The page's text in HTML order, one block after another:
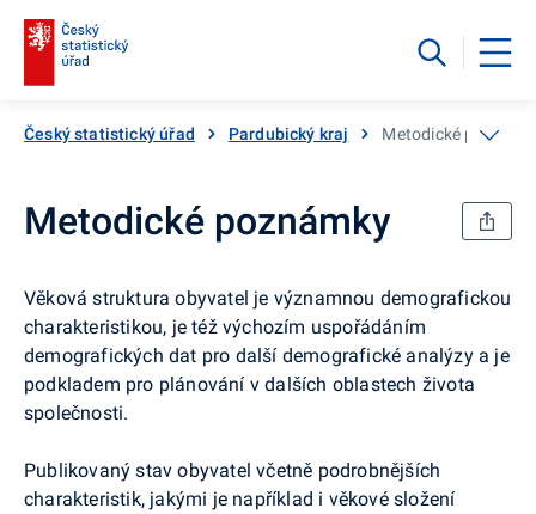
Český statistický úřad Pardubický kraj Metodické
Metodické poznámky
Věková struktura obyvatel je významnou demografickou
charakteristikou, je též výchozím uspořádáním
demografických dat pro další demografické analýzy a je
podkladem pro plánování v dalších oblastech života
společnosti.
Publikovaný stav obyvatel včetně podrobnějších
charakteristik, jakými je například i věkové složení